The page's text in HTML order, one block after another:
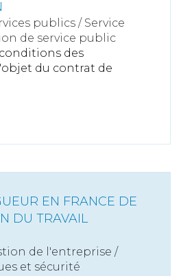
publics / Service
de service public
des
du contrat de
EN FRANCE DE
DU TRAVAIL
de l'entreprise /
et sécurité